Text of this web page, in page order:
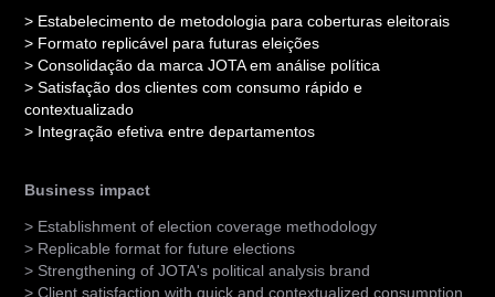
> Estabelecimento de metodologia para coberturas eleitorais
> Formato replicável para futuras eleições
> Consolidação da marca JOTA em análise política
> Satisfação dos clientes com consumo rápido e
contextualizado
> Integração efetiva entre departamentos
Business impact
> Establishment of election coverage methodology
> Replicable format for future elections
> Strengthening of JOTA's political analysis brand
> Client satisfaction with quick and contextualized consumption